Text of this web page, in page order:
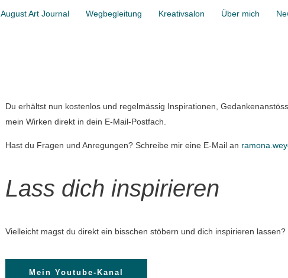
August Art Journal Wegbegleitung Kreativsalon Über mich
Du erhältst nun kostenlos und regelmässig Inspirationen,
mein Wirken direkt in dein E-Mail-Postfach.
Hast du Fragen und Anregungen? Schreibe mir eine E-Mail an
Lass dich inspirieren
Vielleicht magst du direkt ein bisschen stöbern und dich inspirieren
Mein Youtube-Kanal